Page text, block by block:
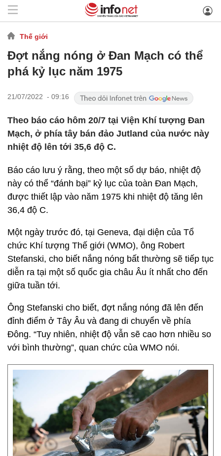
Thế giới
Đợt nắng nóng ở Đan Mạch có thể
phá kỷ lục năm 1975
21/07/2022 - 09:16
Theo báo cáo hôm 20/7 tại Viện Khí tượng Đan
Mạch, ở phía tây bán đảo Jutland của nước này
nhiệt độ lên tới 35,6 độ C.
Báo cáo lưu ý rằng, theo một số dự báo, nhiệt độ
này có thể “đánh bại” kỷ lục của toàn Đan Mạch,
được thiết lập vào năm 1975 khi nhiệt độ tăng lên
36,4 độ C.
Một ngày trước đó, tại Geneva, đại diện của Tổ
chức Khí tượng Thế giới (WMO), ông Robert
Stefanski, cho biết nắng nóng bất thường sẽ tiếp tục
diễn ra tại một số quốc gia châu Âu ít nhất cho đến
giữa tuần tới.
Ông Stefanski cho biết, đợt nắng nóng đã lên đến
đỉnh điểm ở Tây Âu và đang di chuyển về phía
Đông. “Tuy nhiên, nhiệt độ vẫn sẽ cao hơn nhiều so
với bình thường”, quan chức của WMO nói.